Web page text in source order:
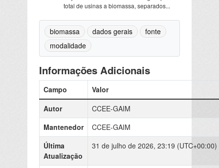
total de usinas a biomassa, separados...
biomassa dados gerais
fonte
modalidade
Informações Adicionais
Campo
Valor
Autor
CCEE-GAIM
Mantenedor
CCEE-GAIM
Última
Atualização
31 de julho de 2026, 23:19 (UTC+00:00)